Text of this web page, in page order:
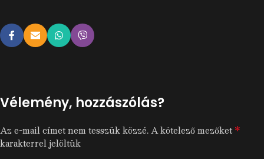
Vélemény, hozzászólás?
Az e-mail címet nem tesszük közzé.A kötelező mezőket*
karakterrel jelöltük